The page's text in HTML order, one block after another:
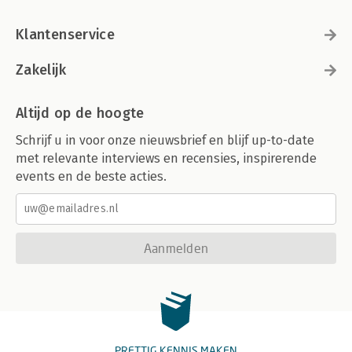
Klantenservice
Zakelijk
Altijd op de hoogte
Schrijf u in voor onze nieuwsbrief en blijf up-to-date
met relevante interviews en recensies, inspirerende
events en de beste acties.
Aanmelden